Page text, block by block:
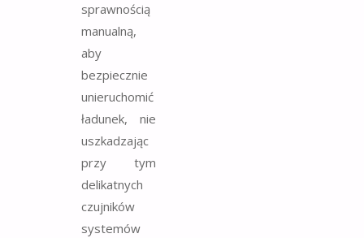
sprawnością
manualną,
aby
bezpiecznie
unieruchomić
ładunek, nie
uszkadzając
przy tym
delikatnych
czujników
systemów